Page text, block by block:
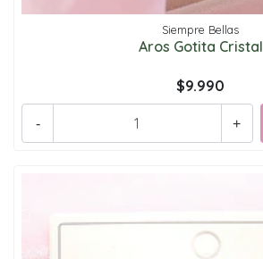
Siempre Bellas
Aros Gotita Cristal
$9.990
+
-